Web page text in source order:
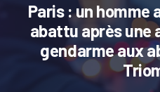
Paris : un homme
abattu après une
gendarme aux